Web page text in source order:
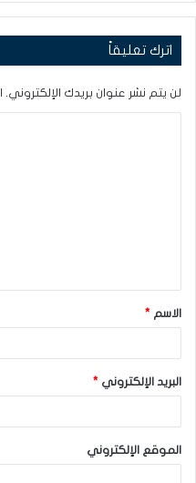
اترك تعليقاً
لن يتم نشر عنوان بريدك الإلكتروني.
ق
*الاسم *
البريد الإلكتروني *
الموقع الإلكتروني